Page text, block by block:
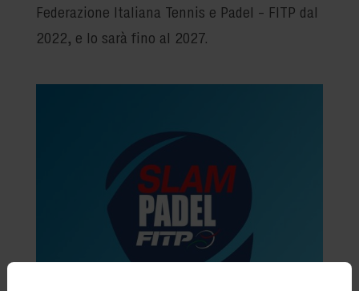
Federazione Italiana Tennis e Padel – FITP dal
2022, e lo sarà fino al 2027.